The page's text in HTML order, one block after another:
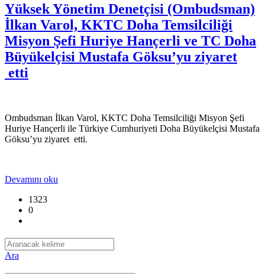
Yüksek Yönetim Denetçisi (Ombudsman)
İlkan Varol, KKTC Doha Temsilciliği
Misyon Şefi Huriye Hançerli ve TC Doha
Büyükelçisi Mustafa Göksu’yu ziyaret
etti
Ombudsman İlkan Varol, KKTC Doha Temsilciliği Misyon Şefi
Huriye Hançerli ile Türkiye Cumhuriyeti Doha Büyükelçisi Mustafa
Göksu’yu ziyaret etti.
Devamını oku
1323
0
Ara